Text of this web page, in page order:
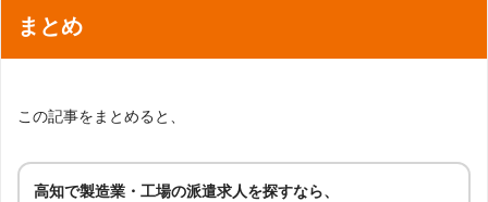
まとめ
この記事をまとめると、
高知で製造業・工場の派遣求人を探すなら、